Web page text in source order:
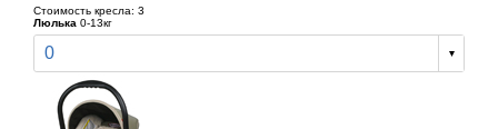
Стоимость кресла: 3
Люлька 0-13кг
0